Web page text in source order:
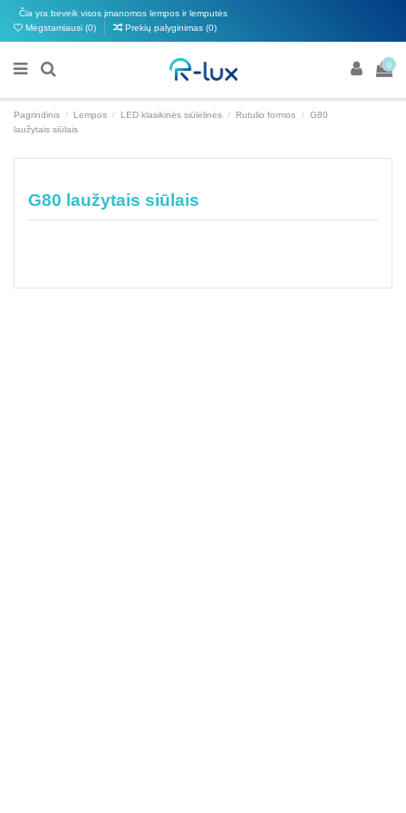
Čia yra beveik visos įmanomos lempos ir lemputės
Mėgstamiausi (0) Prekių palyginimas (0)
0
Pagrindinis Lempos LED klasikinės siūlelinės Rutulio formos
G80
laužytais siūlais
G80 laužytais siūlais